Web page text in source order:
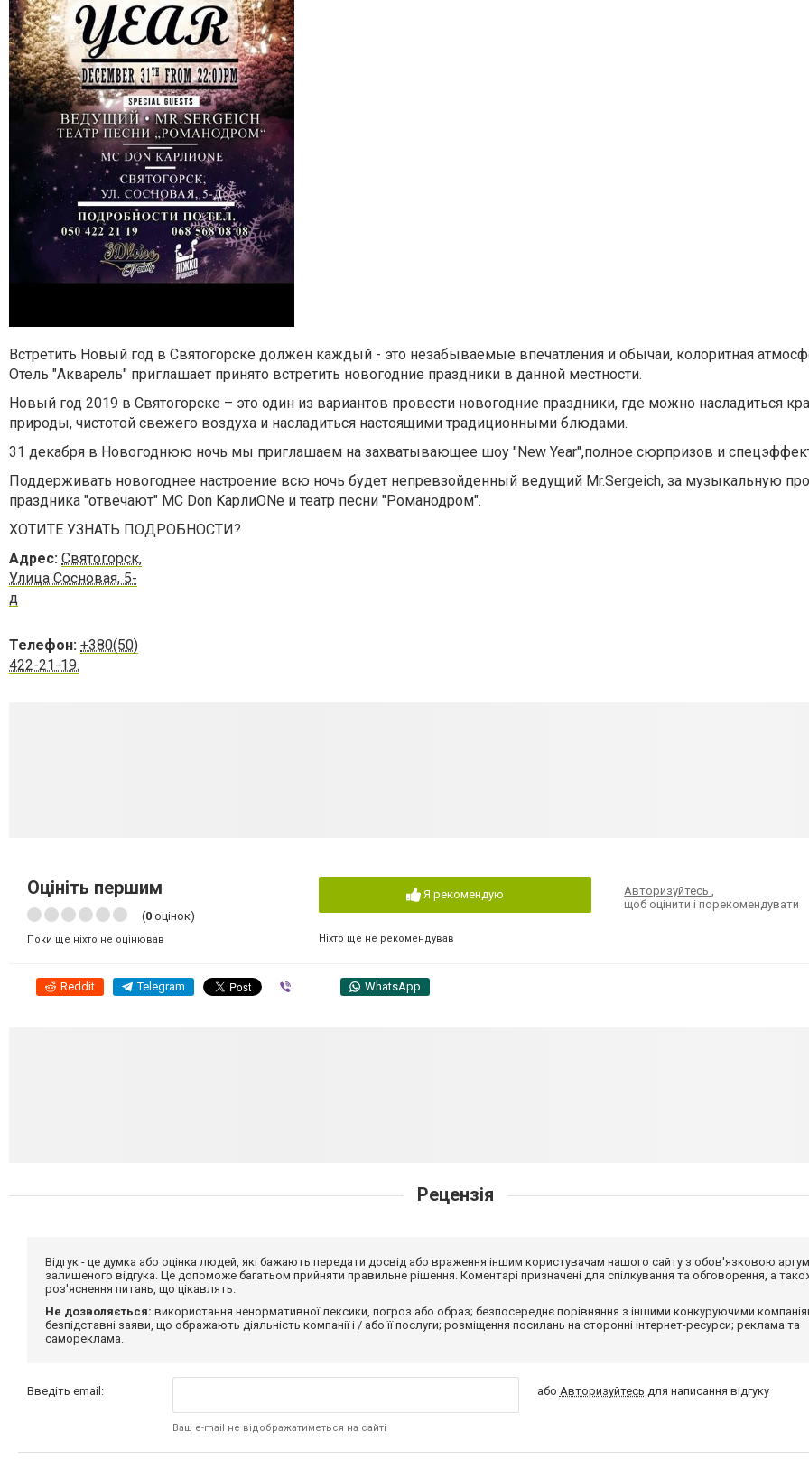
Встретить Новый год в Святогорске должен каждый - это незабываемые впечатления и обычаи, колоритная
Отель "Акварель" приглашает принято встретить новогодние праздники в данной местности.
Новый год 2019 в Святогорске – это один из вариантов провести новогодние праздники, где можно насладиться
природы, чистотой свежего воздуха и насладиться настоящими традиционными блюдами.
31 декабря в Новогоднюю ночь мы приглашаем на захватывающее шоу "New Year",полное сюрпризов и
Поддерживать новогоднее настроение всю ночь будет непревзойденный ведущий Mr.Sergeich, за музыкальную
праздника "отвечают" MC Don KарлиONe и театр песни "Романодром".
ХОТИТЕ УЗНАТЬ ПОДРОБНОСТИ?
Адрес: Святогорск,
Улица Сосновая, 5-
д
Телефон: +380(50)
422-21-19.
Оцініть першим
(0 оцінок)
Поки ще ніхто не оцінював
Я рекомендую
Ніхто ще не рекомендував
Авторизуйтесь
щоб оцінити і порекомендувати
Reddit Telegram WhatsApp
Рецензія
Відгук - це думка або оцінка людей, які бажають передати досвід або враження іншим користувачам нашого сайту з обов'язковою
залишеного відгука. Це допоможе багатьом прийняти правильне рішення. Коментарі призначені для спілкування та обговорення, а
роз'яснення питань, що цікавлять.
Не дозволяється: використання ненормативної лексики, погроз або образ; безпосереднє порівняння з іншими конкуруючими
безпідставні заяви, що ображають діяльність компанії і / або її послуги; розміщення посилань на сторонні інтернет-ресурси; реклама та
самореклама.
Введіть email:
Ваш e-mail не відображатиметься на сайті
або Авторизуйтесь для написання відгуку